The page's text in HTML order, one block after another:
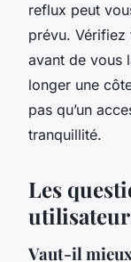
reflux peut
prévu. Vérifiez
avant de vous
longer une
pas qu’un
tranquillité.
Les
Vaut-il